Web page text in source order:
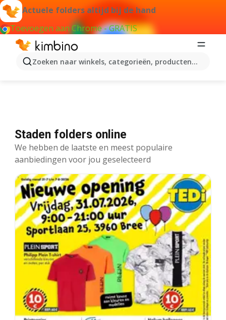
Actuele folders altijd bij de hand
Toevoegen aan Chrome - GRATIS
Zoeken naar winkels, categorieën, producten...
Folders Staden
Staden folders online
We hebben de laatste en meest populaire
aanbiedingen voor jou geselecteerd